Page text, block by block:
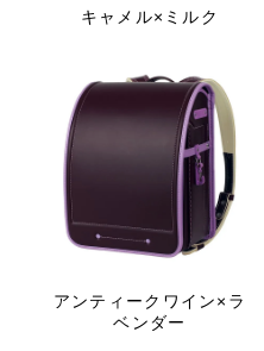
キャメル×ミルク
アンティークワイン×ラ
ベンダー